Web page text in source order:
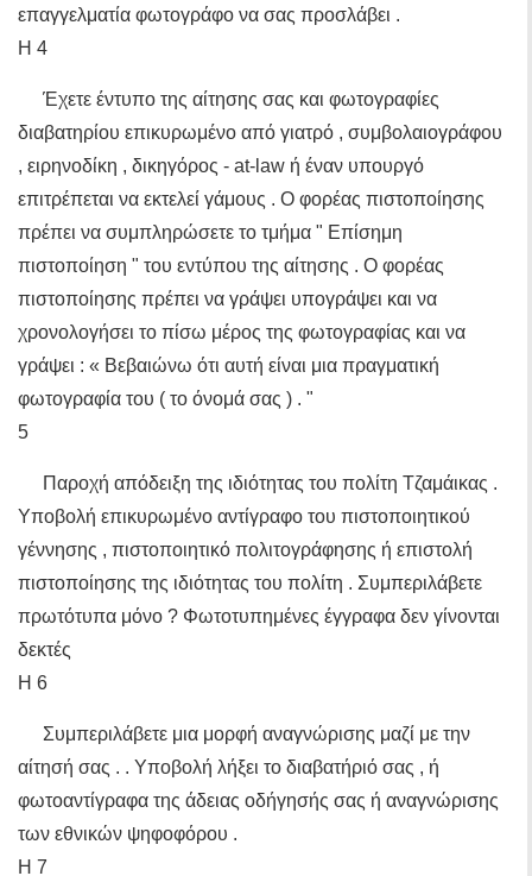
επαγγελματία φωτογράφο να σας προσλάβει .
Η 4
Έχετε έντυπο της αίτησης σας και φωτογραφίες
διαβατηρίου επικυρωμένο από γιατρό , συμβολαιογράφου
, ειρηνοδίκη , δικηγόρος - at-law ή έναν υπουργό
επιτρέπεται να εκτελεί γάμους . Ο φορέας πιστοποίησης
πρέπει να συμπληρώσετε το τμήμα " Επίσημη
πιστοποίηση " του εντύπου της αίτησης . Ο φορέας
πιστοποίησης πρέπει να γράψει υπογράψει και να
χρονολογήσει το πίσω μέρος της φωτογραφίας και να
γράψει : « Βεβαιώνω ότι αυτή είναι μια πραγματική
φωτογραφία του ( το όνομά σας ) . "
5
Παροχή απόδειξη της ιδιότητας του πολίτη Τζαμάικας .
Υποβολή επικυρωμένο αντίγραφο του πιστοποιητικού
γέννησης , πιστοποιητικό πολιτογράφησης ή επιστολή
πιστοποίησης της ιδιότητας του πολίτη . Συμπεριλάβετε
πρωτότυπα μόνο ? Φωτοτυπημένες έγγραφα δεν γίνονται
δεκτές
Η 6
Συμπεριλάβετε μια μορφή αναγνώρισης μαζί με την
αίτησή σας . . Υποβολή λήξει το διαβατήριό σας , ή
φωτοαντίγραφα της άδειας οδήγησής σας ή αναγνώρισης
των εθνικών ψηφοφόρου .
Η 7